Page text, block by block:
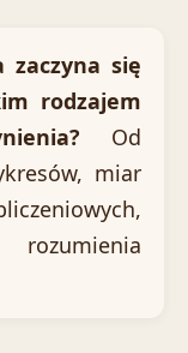
zaczyna się
rodzajem
Od
miar